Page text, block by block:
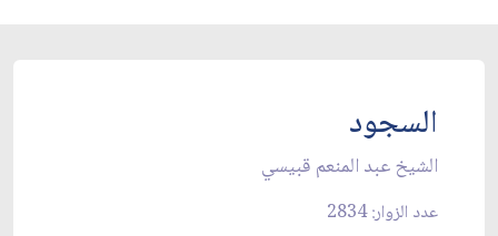
السجود
الشيخ عبد المنعم قبيسي
عدد الزوار: 2834